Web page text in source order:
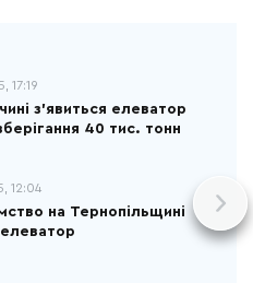
17:19
з’явиться елеватор
40 тис. тонн
12:04
на Тернопільщині